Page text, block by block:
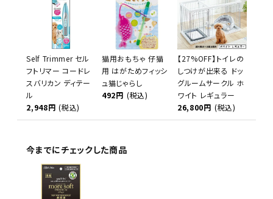
Self Trimmer セル
フトリマー コードレ
スバリカン ディテー
ル
2,948円 (税込)
猫用おもちゃ 仔猫
用 はがためフィッシ
ュ猫じゃらし
492円 (税込)
【27%OFF】トイレの
しつけが出来る ドッ
グルームサークル ホ
ワイト レギュラー
26,800円 (税込)
今までにチェックした商品